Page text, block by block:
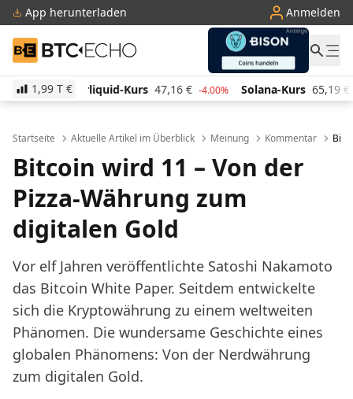
App herunterladen Anmelden
BTC-ECHO
1,99 T €
47,16 € -4.00% Solana-Kurs 65,19 € 2.80% TRON-Kurs
Startseite Aktuelle Artikel im Überblick Meinung Kommentar
Bitcoin wird 11 – Von der
Pizza-Währung zum
digitalen Gold
Vor elf Jahren veröffentlichte Satoshi Nakamoto
das Bitcoin White Paper. Seitdem entwickelte
sich die Kryptowährung zu einem weltweiten
Phänomen. Die wundersame Geschichte eines
globalen Phänomens: Von der Nerdwährung
zum digitalen Gold.